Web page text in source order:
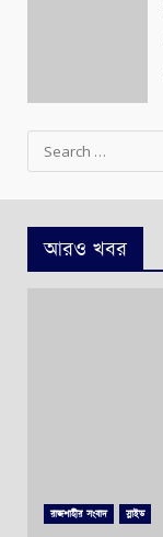
Search
for:
আরও খবর
রাজশাহীর সংবাদ স্লাইড